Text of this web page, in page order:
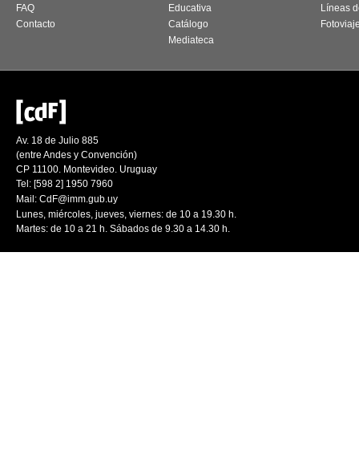
FAQ
Contacto
Educativa
Catálogo
Mediateca
Líneas
Av. 18 de Julio 885
(entre Andes y Convención)
CP 11100. Montevideo. Uruguay
Tel: [598 2] 1950 7960
Mail: CdF@imm.gub.uy
Lunes, miércoles, jueves, viernes: de 10 a 19.30 h.
Martes: de 10 a 21 h. Sábados de 9.30 a 14.30 h.